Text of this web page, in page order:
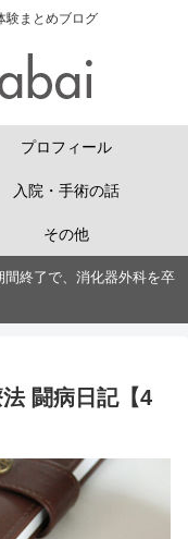
験まとめブログ
プロフィール
入院・手術の話
その他
終了で、消化器外科を卒
闘病日記【4